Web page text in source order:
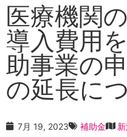
医療機関
導入費用
助事業の
の延長に
7月 19, 2023 補助金